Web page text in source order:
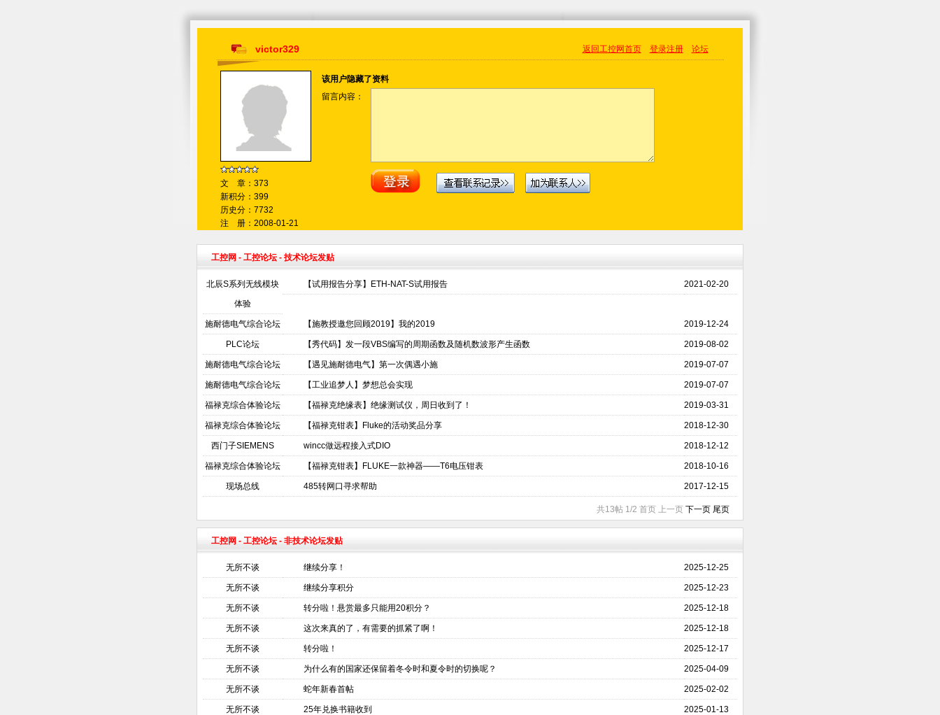
victor329 返回工控网首页 登录注册 论坛
文 章：373
新积分：399
历史分：7732
注 册：2008-01-21
该用户隐藏了资料
留言内容：
工控网 - 工控论坛- 技术论坛发贴
北辰S系列无线模块
体验
【试用报告分享】ETH-NAT-S试用报告 2021-02-20
施耐德电气综合论坛 【施教授邀您回顾2019】我的2019 2019-12-24
PLC论坛 【秀代码】发一段VBS编写的周期函数及随机数波形产生函数 2019-08-02
施耐德电气综合论坛 【遇见施耐德电气】第一次偶遇小施 2019-07-07
施耐德电气综合论坛 【工业追梦人】梦想总会实现 2019-07-07
福禄克综合体验论坛 【福禄克绝缘表】绝缘测试仪，周日收到了！ 2019-03-31
福禄克综合体验论坛 【福禄克钳表】Fluke的活动奖品分享 2018-12-30
西门子SIEMENS wincc做远程接入式DIO 2018-12-12
福禄克综合体验论坛 【福禄克钳表】FLUKE一款神器——T6电压钳表 2018-10-16
现场总线 485转网口寻求帮助 2017-12-15
共13帖 1/2 首页 上一页 下一页 尾页
工控网 - 工控论坛- 非技术论坛发贴
无所不谈 继续分享！ 2025-12-25
无所不谈 继续分享积分 2025-12-23
无所不谈 转分啦！悬赏最多只能用20积分？ 2025-12-18
无所不谈 这次来真的了，有需要的抓紧了啊！ 2025-12-18
无所不谈 转分啦！ 2025-12-17
无所不谈 为什么有的国家还保留着冬令时和夏令时的切换呢？ 2025-04-09
无所不谈 蛇年新春首帖 2025-02-02
无所不谈 25年兑换书籍收到 2025-01-13